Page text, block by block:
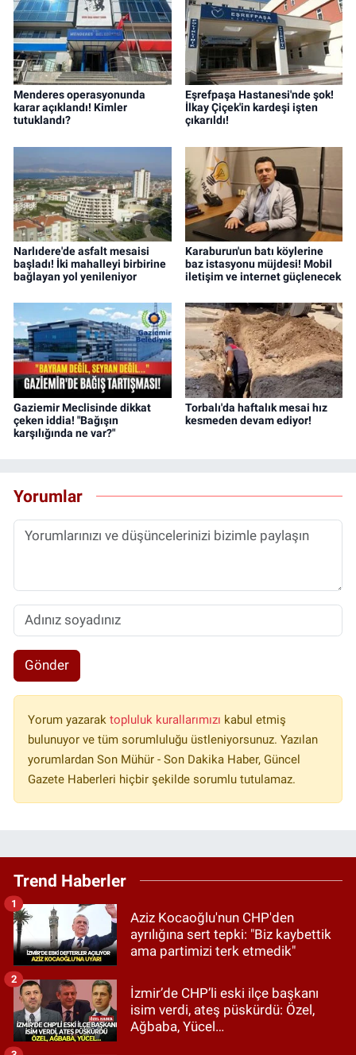
Menderes operasyonunda
karar açıklandı! Kimler
tutuklandı?
Eşrefpaşa Hastanesi'nde şok!
İlkay Çiçek'in kardeşi işten
çıkarıldı!
Narlıdere'de asfalt mesaisi
başladı! İki mahalleyi birbirine
bağlayan yol yenileniyor
Karaburun'un batı köylerine
baz istasyonu müjdesi! Mobil
iletişim ve internet güçlenecek
Gaziemir Meclisinde dikkat
çeken iddia! "Bağışın
karşılığında ne var?"
Torbalı'da haftalık mesai hız
kesmeden devam ediyor!
Yorumlar
Gönder
Yorum yazarak topluluk kurallarımızı kabul etmiş
bulunuyor ve tüm sorumluluğu üstleniyorsunuz. Yazılan
yorumlardan Son Mühür - Son Dakika Haber, Güncel
Gazete Haberleri hiçbir şekilde sorumlu tutulamaz.
Trend Haberler
Aziz Kocaoğlu'nun CHP'den
ayrılığına sert tepki: "Biz kaybettik
ama partimizi terk etmedik"
1
İzmir’de CHP’li eski ilçe başkanı
isim verdi, ateş püskürdü: Özel,
Ağbaba, Yücel…
2